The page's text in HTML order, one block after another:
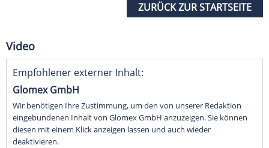
ZURÜCK ZUR STARTSEITE
Video
Empfohlener externer Inhalt:
Glomex GmbH
Wir benötigen Ihre Zustimmung, um den von unserer Redaktion
eingebundenen Inhalt von Glomex GmbH anzuzeigen. Sie können
diesen mit einem Klick anzeigen lassen und auch wieder
deaktivieren.